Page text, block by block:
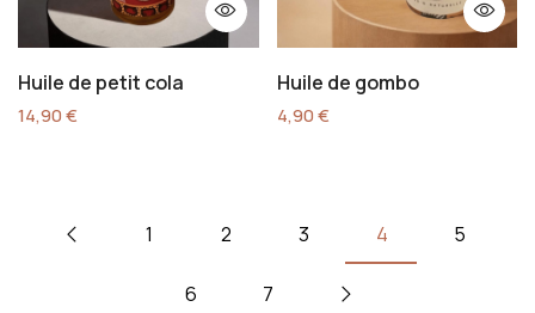
Huile de petit cola
14,90€
Huile de gombo
4,90€
1 2 3 4 5
6 7